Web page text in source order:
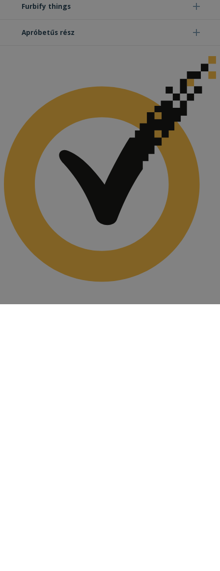
Furbify things
Apróbetűs rész